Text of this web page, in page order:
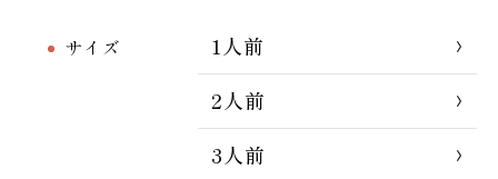
サイズ
1人前
2人前
3人前